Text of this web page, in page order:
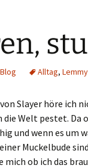
Blog Alltag, Lemmy
Slayer höre ich
Welt pestet. Da
und wenn es um
Muckelbude
ob ich das